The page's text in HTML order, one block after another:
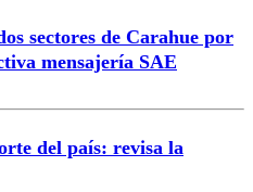
sectores de Carahue por
mensajería SAE
del país: revisa la